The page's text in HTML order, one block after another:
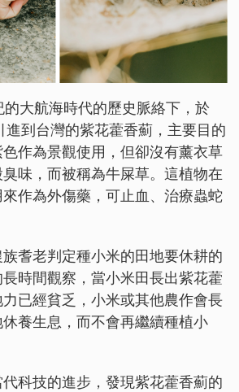
大航海時代的歷史脈絡下，於
進到台灣的紫花藿香薊，主要目的
作為景觀使用，但卻沒有薰衣草
味，而被稱為牛屎草。這植物在
作為外傷藥，可止血、治療蟲蛇
耆老判定種小米的田地要休耕的
時間觀察，當小米田長出紫花藿
已經貧乏，小米或其他農作會長
養生息，而不會再繼續種植小
科技的進步，發現紫花藿香薊的